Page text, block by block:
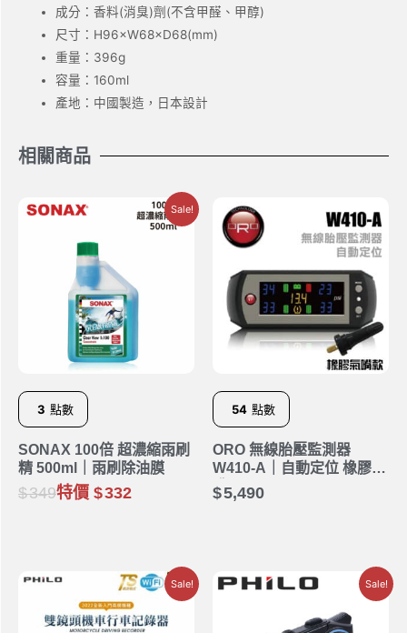
成分：香料(消臭)劑(不含甲醛、甲醇)
尺寸：H96×W68×D68(mm)
重量：396g
容量：160ml
產地：中國製造，日本設計
相關商品
Sale!
3 點數
SONAX 100倍 超濃縮雨刷
精 500ml｜雨刷除油膜
349特價 332
54 點數
ORO 無線胎壓監測器
W410-A｜自動定位 橡膠氣
嘴5,490
Sale! Sale!